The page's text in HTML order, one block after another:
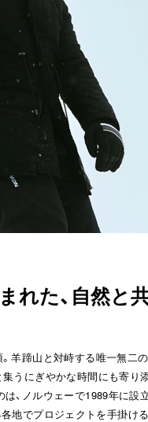
れた、自然と
羊蹄山と対峙する唯一無二
うにぎやかな時間にも寄り
、ノルウェーで1989年に設
各地でプロジェクトを手掛け